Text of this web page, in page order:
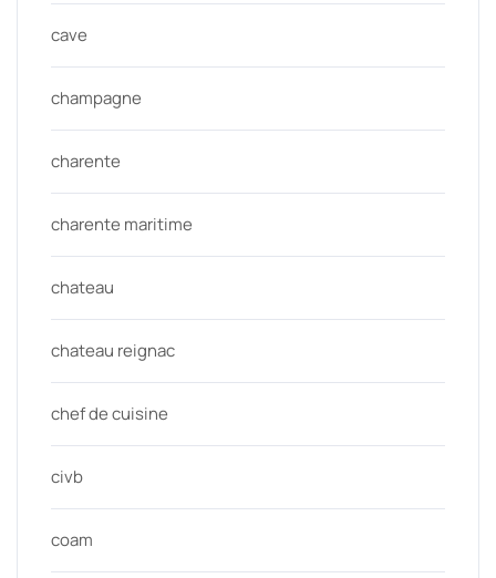
cave
champagne
charente
charente maritime
chateau
chateau reignac
chef de cuisine
civb
coam